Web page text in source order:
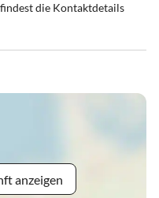
die Kontaktdetails
anzeigen